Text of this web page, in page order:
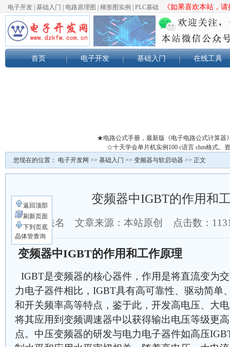
电子开发 基础入门 电路原理图 梯形图实例 PLC基础 《如果喜欢本站，
首页 电子开发 基础入门 在线工具
★电路公式手册，最新版《电子电路公式计算器
☆十天学会单片机实例100 c语言 chm格式。
您现在的位置： 电子开发网 >> 基础入门 >> 变频器与软启动器 >> 正文
变频器中IGBT的作用和
作者：佚名 文章来源：本站原创 点击数：
变频器中IGBT的作用和工作​原理
IGBT是变频器的核心器件，作用是将直流变为
力电子器件相比，IGBT具有高可靠性、驱动简单
和开关频率高等特点，鉴于此，开发高电压、大
将其应用到变频调速器中以获得输出电压等级更
点。中压变频器的研发与电力电子器件如高压
返回顶部
刷新页面
下到页底
晶体管查询